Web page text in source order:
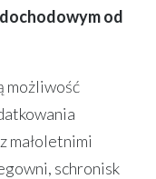
od
możliwość
małoletnimi
schronisk